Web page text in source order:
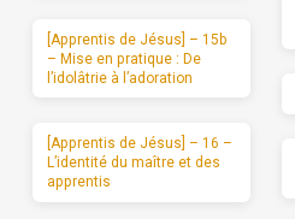
[Apprentis de Jésus] – 15b
– Mise en pratique : De
l’idolâtrie à l’adoration
[Apprentis de Jésus] – 16 –
L’identité du maître et des
apprentis